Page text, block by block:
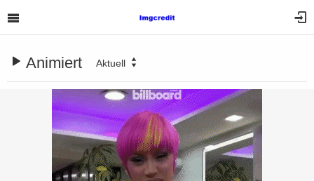
Animiert Aktuell